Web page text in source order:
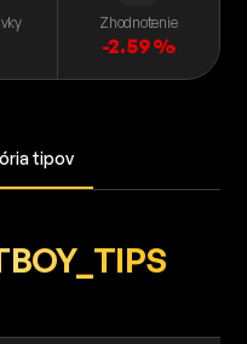
Zhodnotenie
-2.59 %
tipov